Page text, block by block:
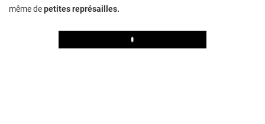
même depetites représailles.
Play